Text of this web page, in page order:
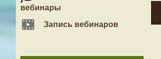
вебинары
Запись вебинаров